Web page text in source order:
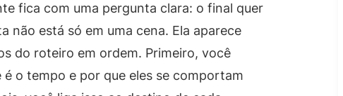
fica com uma pergunta clara: o final quer
não está só em uma cena. Ela aparece
do roteiro em ordem. Primeiro, você
o tempo e por que eles se comportam